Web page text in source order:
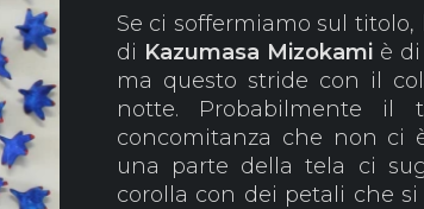
Se ci soffermiamo sul
di Kazumasa Mizokami è
ma questo stride con il
notte. Probabilmente il
concomitanza che non ci
una parte della tela ci
corolla con dei petali che